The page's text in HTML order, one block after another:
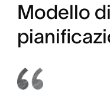
Modello